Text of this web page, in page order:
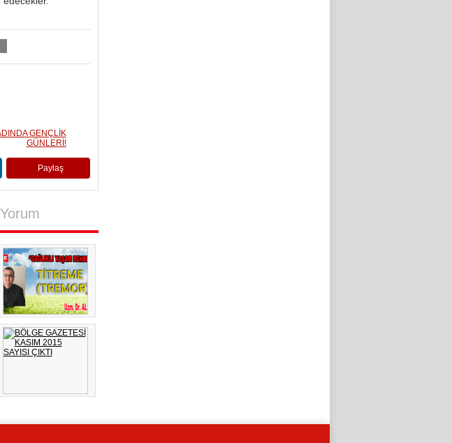
GENÇLİK
GÜNLERİ!
Paylaş